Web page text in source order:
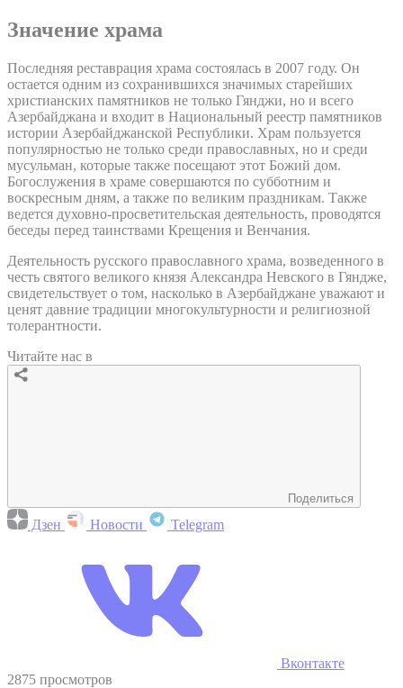
Значение храма
Последняя реставрация храма состоялась в 2007 году. Он
остается одним из сохранившихся значимых старейших
христианских памятников не только Гянджи, но и всего
Азербайджана и входит в Национальный реестр памятников
истории Азербайджанской Республики. Храм пользуется
популярностью не только среди православных, но и среди
мусульман, которые также посещают этот Божий дом.
Богослужения в храме совершаются по субботним и
воскресным дням, а также по великим праздникам. Также
ведется духовно-просветительская деятельность, проводятся
беседы перед таинствами Крещения и Венчания.
Деятельность русского православного храма, возведенного в
честь святого великого князя Александра Невского в Гяндже,
свидетельствует о том, насколько в Азербайджане уважают и
ценят давние традиции многокультурности и религиозной
толерантности.
Читайте нас в
Поделиться
Дзен Новости Telegram
Вконтакте
2875 просмотров